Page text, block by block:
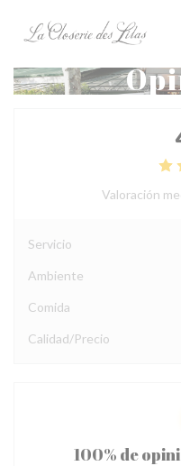
Valoración
Servicio
Ambiente
Comida
Calidad/Precio
100% de